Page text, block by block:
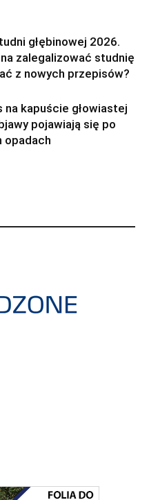
głębinowej 2026.
zalegalizować studnię
z nowych przepisów?
na kapuście głowiastej
pojawiają się po
opadach